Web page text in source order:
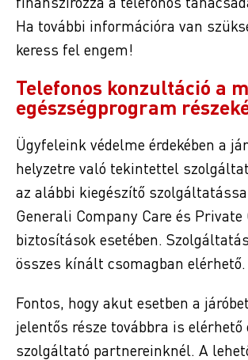
Ha további információra van
keress fel engem!
Telefonos konzultáció a
egészségprogram
Ügyfeleink védelme érdekében a
helyzetre való tekintettel
az alábbi kiegészítő
Generali Company Care és Private
biztosítások esetében.
összes kínált csomagban elérhető.
Fontos, hogy akut esetben a
jelentős része továbbra is elérhető
szolgáltató partnereinknél. A